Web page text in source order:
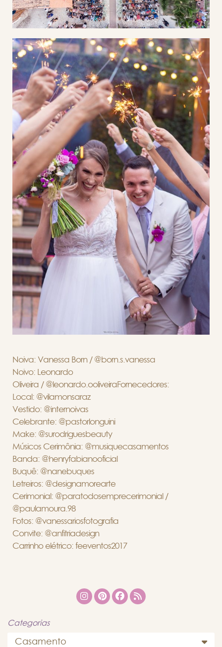
Noiva: Vanessa Born / @born.s.vanessa
Noivo: Leonardo
Oliveira / @leonardo.ooliveiraFornecedores:
Local: @vilamonsaraz
Vestido: @internoivas
Celebrante: @pastorlonguini
Make: @surodriguesbeauty
Músicos Cerimônia: @musiquecasamentos
Banda: @henryfabianooficial
Buquê: @nanebuques
Letreiros: @designamorearte
Cerimonial: @paratodosemprecerimonial /
@paulamoura.98
Fotos: @vanessariosfotografia
Convite: @anfitriadesign
Carrinho elétrico: feeventos2017
Categorias
Casamento